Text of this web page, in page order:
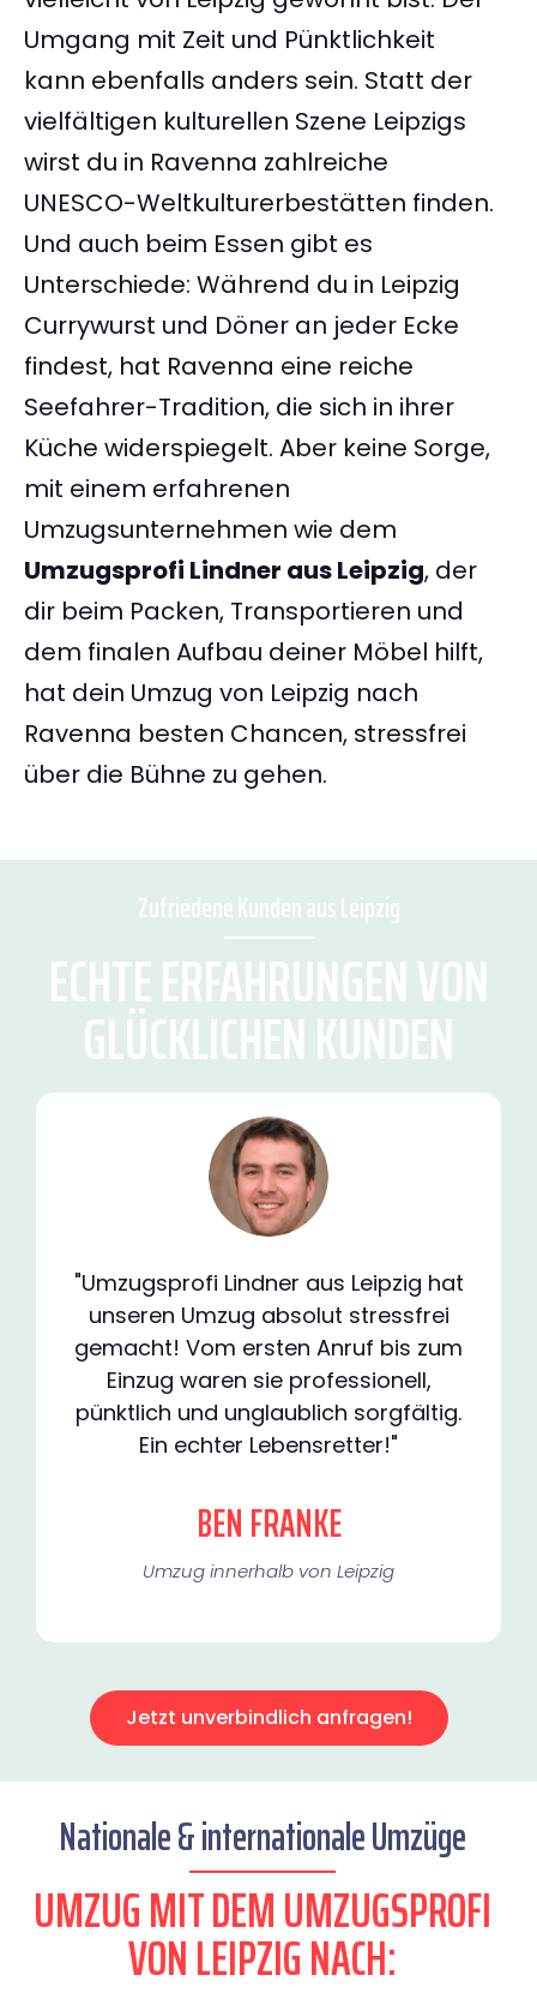
Umgang mit Zeit und Pünktlichkeit
kann ebenfalls anders sein. Statt der
vielfältigen kulturellen Szene Leipzigs
wirst du in Ravenna zahlreiche
UNESCO-Weltkulturerbestätten finden.
Und auch beim Essen gibt es
Unterschiede: Während du in Leipzig
Currywurst und Döner an jeder Ecke
findest, hat Ravenna eine reiche
Seefahrer-Tradition, die sich in ihrer
Küche widerspiegelt. Aber keine Sorge,
mit einem erfahrenen
Umzugsunternehmen wie dem
Umzugsprofi Lindner aus Leipzig, der
dir beim Packen, Transportieren und
dem finalen Aufbau deiner Möbel hilft,
hat dein Umzug von Leipzig nach
Ravenna besten Chancen, stressfrei
über die Bühne zu gehen.
Zufriedene Kunden aus Leipzig
ECHTE ERFAHRUNGEN VON
GLÜCKLICHEN KUNDEN
"Umzugsprofi Lindner aus Leipzig hat
unseren Umzug absolut stressfrei
gemacht! Vom ersten Anruf bis zum
Einzug waren sie professionell,
pünktlich und unglaublich sorgfältig.
Ein echter Lebensretter!"
BEN FRANKE
Umzug innerhalb von Leipzig​
Jetzt unverbindlich anfragen!
Nationale & internationale Umzüge
UMZUG MIT DEM UMZUGSPROFI
VON LEIPZIG NACH: